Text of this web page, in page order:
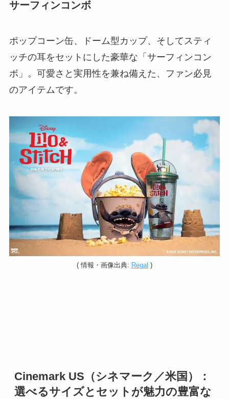
サーフィンコンボ
ポップコーン缶、ドーム型カップ、そしてスティ
ッチの耳をセットにした豪華な「サーフィンコン
ボ」。可愛さと実用性を兼ね備えた、ファン必見
のアイテムです。
(情報・ 画像出典: Regal )
Cinemark US（シネマーク／米国）：
選べるサイズとセットが魅力の豊富な